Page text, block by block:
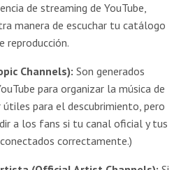
de streaming de YouTube,
manera de escuchar tu catálogo
reproducción.
Channels): Son generados
para organizar la música de
para el descubrimiento, pero
a los fans si tu canal oficial y tus
correctamente.)